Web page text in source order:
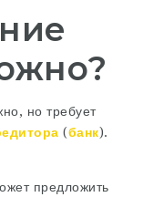
но требует
(банк).
предложить